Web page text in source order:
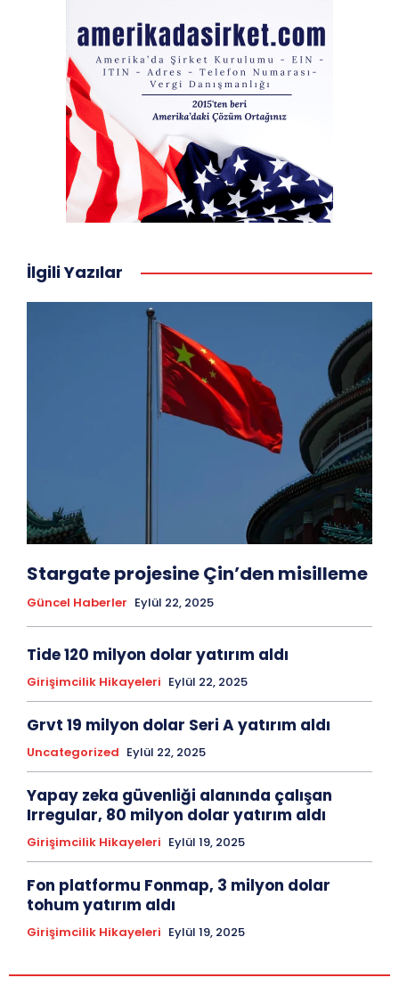
İlgili Yazılar
Stargate projesine Çin’den misilleme
Güncel Haberler Eylül 22, 2025
Tide 120 milyon dolar yatırım aldı
Girişimcilik Hikayeleri Eylül 22, 2025
Grvt 19 milyon dolar Seri A yatırım aldı
Uncategorized Eylül 22, 2025
Yapay zeka güvenliği alanında çalışan
Irregular, 80 milyon dolar yatırım aldı
Girişimcilik Hikayeleri Eylül 19, 2025
Fon platformu Fonmap, 3 milyon dolar
tohum yatırım aldı
Girişimcilik Hikayeleri Eylül 19, 2025